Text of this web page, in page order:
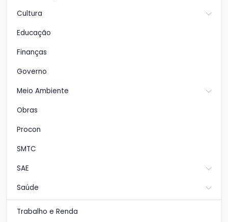
Cultura
Educação
Finanças
Governo
Meio Ambiente
Obras
Procon
SMTC
SAE
Saúde
Trabalho e Renda